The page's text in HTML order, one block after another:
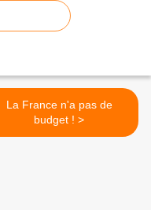
La France n'a pas de
budget ! >